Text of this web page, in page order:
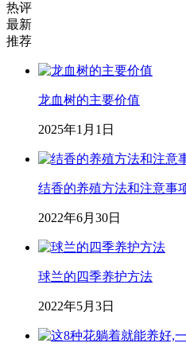
热评
最新
推荐
龙血树的主要价值
2025年1月1日
结香的养殖方法和注意事
2022年6月30日
球兰的四季养护方法
2022年5月3日